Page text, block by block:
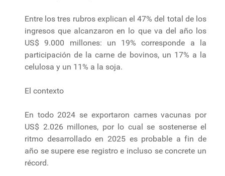
Entre los tres rubros explican el 47% del total de los
ingresos que alcanzaron en lo que va del año los
US$ 9.000 millones: un 19% corresponde a la
participación de la carne de bovinos, un 17% a la
celulosa y un 11% a la soja.
El contexto
En todo 2024 se exportaron carnes vacunas por
US$ 2.026 millones, por lo cual se sostenerse el
ritmo desarrollado en 2025 es probable a fin de
año se supere ese registro e incluso se concrete un
récord.